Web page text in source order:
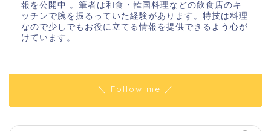
報を公開中 。筆者は和食・韓国料理などの飲食店のキ
ッチンで腕を振るっていた経験があります。特技は料理
なので少しでもお役に立てる情報を提供できるよう心が
けています。
＼ Follow me ／